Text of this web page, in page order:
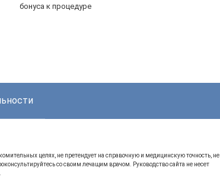
бонуса к процедуре
целях, не претендует на справочную и медицинскую точность, не
со своим лечащим врачом. Руководство сайта не несет